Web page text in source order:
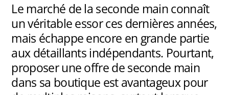
Le marché de la seconde main connaît
un véritable essor ces dernières années,
mais échappe encore en grande partie
aux détaillants indépendants. Pourtant,
proposer une offre de seconde main
dans sa boutique est avantageux pour